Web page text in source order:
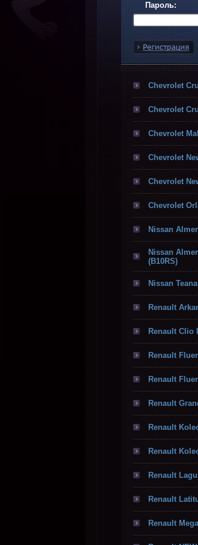
Пароль:
Chevrolet
Chevrolet
Chevrolet
Chevrolet
Chevrolet
Chevrolet
Nissan
Nissan
(B10RS)
Nissan
Renault
Renault Clio
Renault
Renault
Renault
Renault
Renault
Renault
Renault
Renault